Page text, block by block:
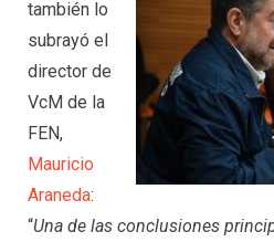
también lo
subrayó el
director de
VcM de la
FEN,
Mauricio
Araneda:
“Una de las conclusiones